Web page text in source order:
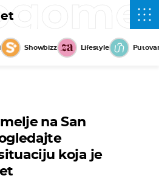
Showbizz Lifestyle
na San
koja je